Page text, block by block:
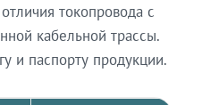
токопровода с
кабельной трассы.
и паспорту продукции.